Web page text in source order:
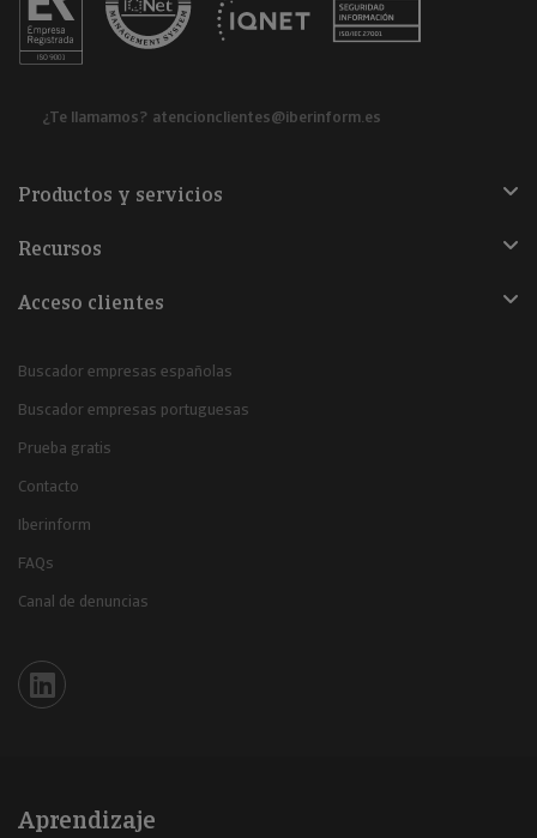
¿Te llamamos? atencionclientes@iberinform.es
Productos y servicios
Recursos
Acceso clientes
Buscador empresas españolas
Buscador empresas portuguesas
Prueba gratis
Contacto
Iberinform
FAQs
Canal de denuncias
Iberinform en Linkedin
Aprendizaje